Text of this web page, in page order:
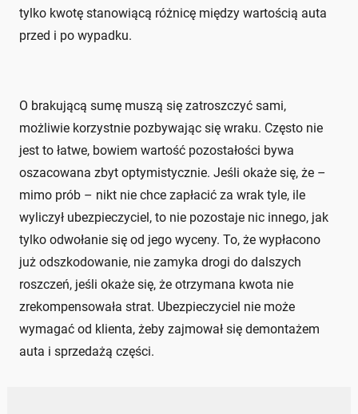
tylko kwotę stanowiącą różnicę między wartością auta
przed i po wypadku.
O brakującą sumę muszą się zatroszczyć sami,
możliwie korzystnie pozbywając się wraku. Często nie
jest to łatwe, bowiem wartość pozostałości bywa
oszacowana zbyt optymistycznie. Jeśli okaże się, że –
mimo prób – nikt nie chce zapłacić za wrak tyle, ile
wyliczył ubezpieczyciel, to nie pozostaje nic innego, jak
tylko odwołanie się od jego wyceny. To, że wypłacono
już odszkodowanie, nie zamyka drogi do dalszych
roszczeń, jeśli okaże się, że otrzymana kwota nie
zrekompensowała strat. Ubezpieczyciel nie może
wymagać od klienta, żeby zajmował się demontażem
auta i sprzedażą części.